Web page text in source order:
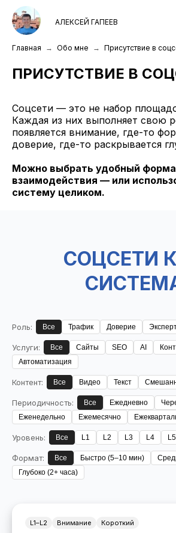
АЛЕКСЕЙ ГАПЕЕВ
Главная Обо мне Присутствие в
ПРИСУТСТВИЕ В
Соцсети — это не набор
Каждая из них выполняет свою
появляется внимание, где-то
доверие, где-то раскрывается
Можно выбрать удобный
взаимодействия — или
систему целиком.
СОЦСЕТИ
Роль: Все Трафик Доверие
Услуги: Все Сайты SEO AI
Автоматизация
Контент: Все Видео Текст
Периодичность: Все Ежедневно
Еженедельно
Ежемесячно
Уровень: Все L1 L2 L3 L4 L5
Формат: Все Быстро (5–10 мин)
Глубоко (2+ часа)
L1–L2 Внимание Короткий